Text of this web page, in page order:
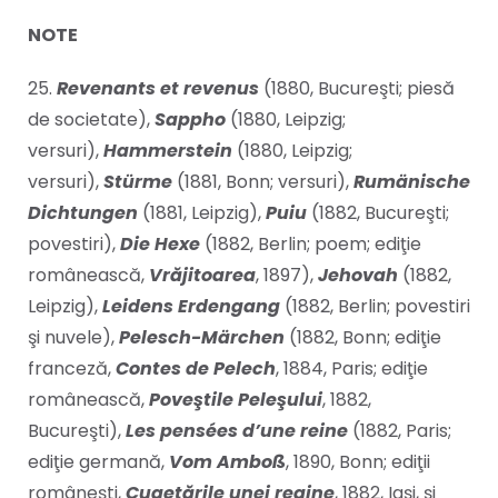
NOTE
25. Revenants et revenus (1880, Bucureşti; piesă
de societate),Sappho (1880, Leipzig;
versuri),Hammerstein (1880, Leipzig;
versuri),Stürme (1881, Bonn; versuri),Rumänische
Dichtungen (1881, Leipzig),Puiu (1882, Bucureşti;
povestiri),Die Hexe (1882, Berlin; poem; ediţie
românească, Vrăjitoarea, 1897),Jehovah (1882,
Leipzig),Leidens Erdengang (1882, Berlin; povestiri
şi nuvele),Pelesch-Märchen (1882, Bonn; ediţie
franceză,Contes de Pelech, 1884, Paris; ediţie
românească,Poveştile Peleşului, 1882,
Bucureşti),Les pensées d’une reine (1882, Paris;
ediţie germană, Vom Amboß, 1890, Bonn; ediţii